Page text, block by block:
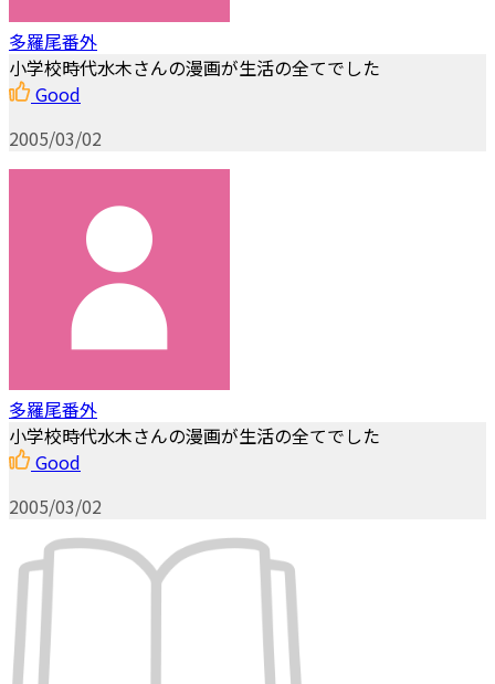
多羅尾番外
小学校時代水木さんの漫画が生活の全てでした
Good
2005/03/02
多羅尾番外
小学校時代水木さんの漫画が生活の全てでした
Good
2005/03/02